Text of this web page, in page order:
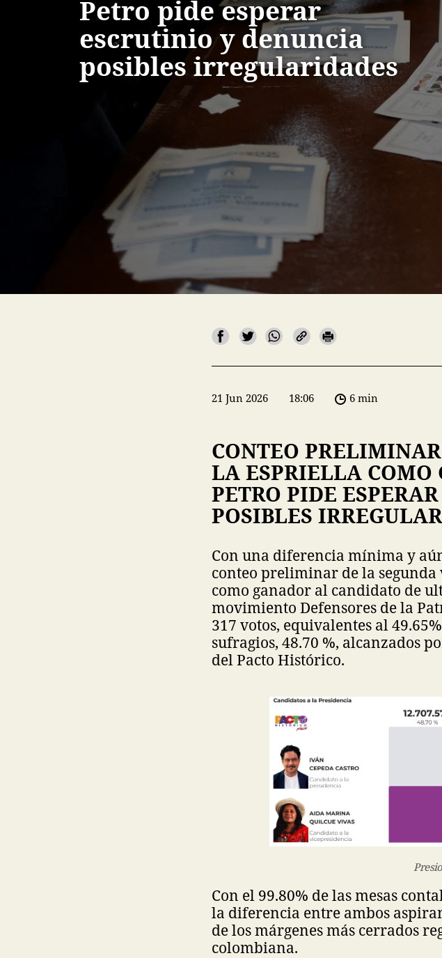
Petro pide esperar
escrutinio y denuncia
posibles irregularidades
21 Jun 2026 18:06 6 min
CONTEO
LA ESPRIELLA
PETRO PIDE
POSIBLES
Con una diferencia mínima y
conteo preliminar de la
como ganador al candidato de
movimiento Defensores de la
317 votos, equivalentes al
sufragios, 48.70 %, alcanzados
del Pacto Histórico.
Con el 99.80% de las mesas
la diferencia entre ambos
de los márgenes más cerrados
colombiana.